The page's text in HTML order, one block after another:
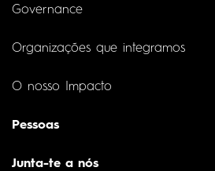
Governance
Organizações que integramos
O nosso Impacto
Pessoas
Junta-te a nós